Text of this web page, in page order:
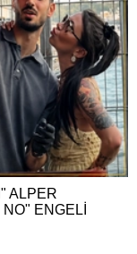
ALPER
ENGELİ